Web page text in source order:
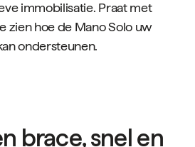
immobilisatie. Praat met
zien hoe de Mano Solo uw
ondersteunen.
brace, snel en